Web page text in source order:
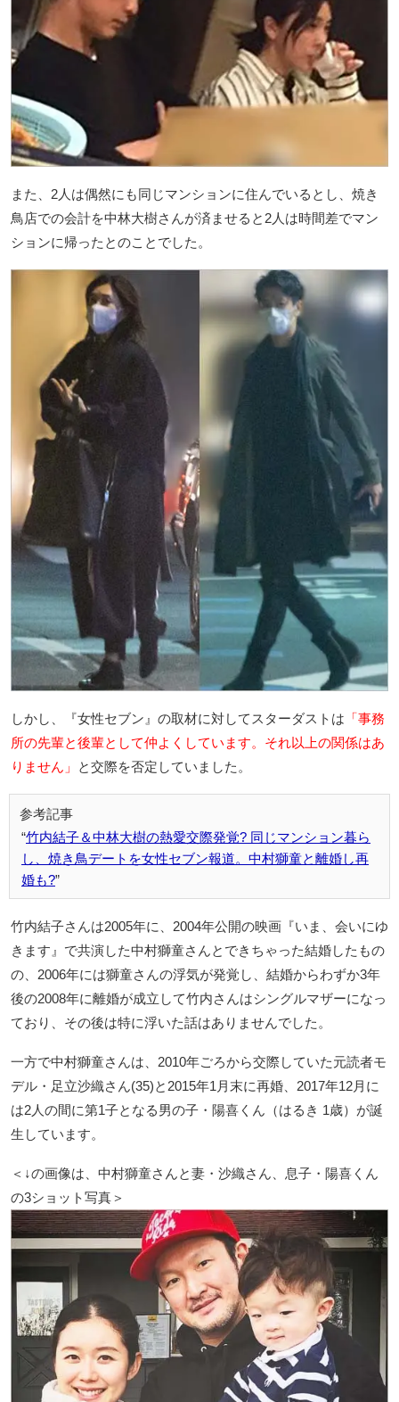
また、2人は偶然にも同じマンションに住んでいるとし、焼き
鳥店での会計を中林大樹さんが済ませると2人は時間差でマン
ションに帰ったとのことでした。
しかし、『女性セブン』の取材に対してスターダストは 「事務
所の先輩と後輩として仲よくしています。それ以上の関係はあ
りません」
と交際を否定していました。
竹内結子＆中林大樹の熱愛交際発覚? 同じマンション暮ら
し、焼き鳥デートを女性セブン報道。中村獅童と離婚し再
婚も?
竹内結子さんは2005年に、2004年公開の映画『いま、会いにゆ
きます』で共演した中村獅童さんとできちゃった結婚したもの
の、2006年には獅童さんの浮気が発覚し、結婚からわずか3年
後の2008年に離婚が成立して竹内さんはシングルマザーになっ
ており、その後は特に浮いた話はありませんでした。
一方で中村獅童さんは、2010年ごろから交際していた元読者モ
デル・足立沙織さん(35)と2015年1月末に再婚、2017年12月に
は2人の間に第1子となる男の子・陽喜くん（はるき 1歳）が誕
生しています。
＜↓の画像は、中村獅童さんと妻・沙織さん、息子・陽喜くん
の3ショット写真＞